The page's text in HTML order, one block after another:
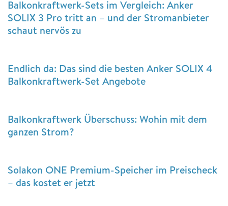
Balkonkraftwerk-Sets im Vergleich: Anker
SOLIX 3 Pro tritt an – und der Stromanbieter
schaut nervös zu
Endlich da: Das sind die besten Anker SOLIX 4
Balkonkraftwerk-Set Angebote
Balkonkraftwerk Überschuss: Wohin mit dem
ganzen Strom?
Solakon ONE Premium-Speicher im Preischeck
– das kostet er jetzt